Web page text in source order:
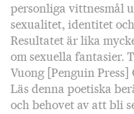
personliga vittnesmål
sexualitet, identitet
Resultatet är lika
om sexuella fantasier.
Vuong [Penguin Press]
Läs denna poetiska
och behovet av att bli